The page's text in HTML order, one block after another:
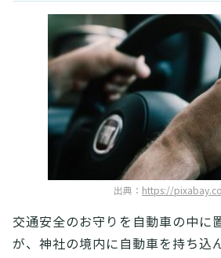
出典： https://
交通安全のお守りを自動車の中に
が、神社の境内に自動車を持ち込